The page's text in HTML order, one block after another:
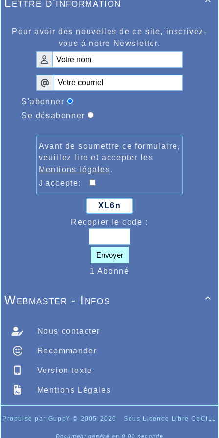
Lettre d'information
Pour avoir des nouvelles de ce site, inscrivez-
vous à notre Newsletter.
S'abonner
Se désabonner
Avant de soumettre ce formulaire,
veuillez lire et accepter les
Mentions légales.
J'accepte:
XL6n
Recopier le code :
Envoyer
1 Abonné

Webmaster - Infos
Nous contacter
Recommander
Version texte
Mentions Légales
Propulsé par GuppY© 2005-2026 Sous Licence Libre CeCILL
Document généré en 0.01 seconde